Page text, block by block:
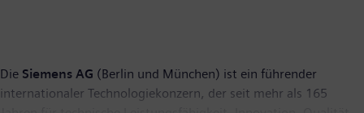
Die Siemens AG (Berlin und München) ist ein führender
internationaler Technologiekonzern, der seit mehr als 165